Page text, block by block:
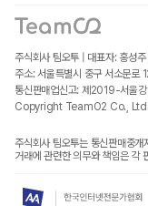
주식회사 팀오투 | 대표자: 홍
주소: 서울특별시 중구 서소문로
통신판매업신고: 제2019-서울
Copyright TeamO2 Co.,
주식회사 팀오투는 통신판매중
거래에 관련한 의무와 책임은 각